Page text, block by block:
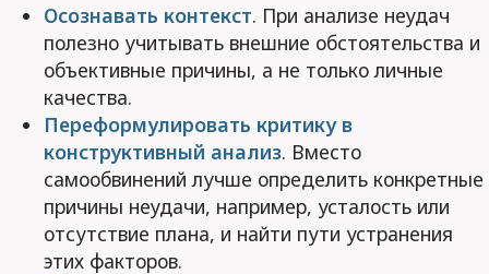
Осознавать контекст. При анализе неудач
полезно учитывать внешние обстоятельства и
объективные причины, а не только личные
качества.
Переформулировать критику в
конструктивный анализ. Вместо
самообвинений лучше определить конкретные
причины неудачи, например, усталость или
отсутствие плана, и найти пути устранения
этих факторов.